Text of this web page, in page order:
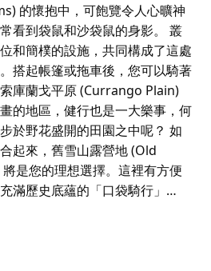
的懷抱中，可飽覽令人心曠神
看到袋鼠和沙袋鼠的身影。 叢
和簡樸的設施，共同構成了這處
搭起帳篷或拖車後，您可以騎著
庫蘭戈平原 (Currango Plain)
的地區，健行也是一大樂事，何
於野花盛開的田園之中呢？ 如
起來，舊雪山露營地 (Old
是您的理想選擇。這裡有方便
滿歷史底蘊的「口袋騎行」…
感受雪山地區 (Snowy
然美景，感受極致的放鬆體